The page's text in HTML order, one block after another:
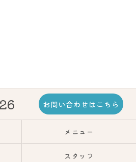
お問い合わせはこちら
メニュー
スタッフ